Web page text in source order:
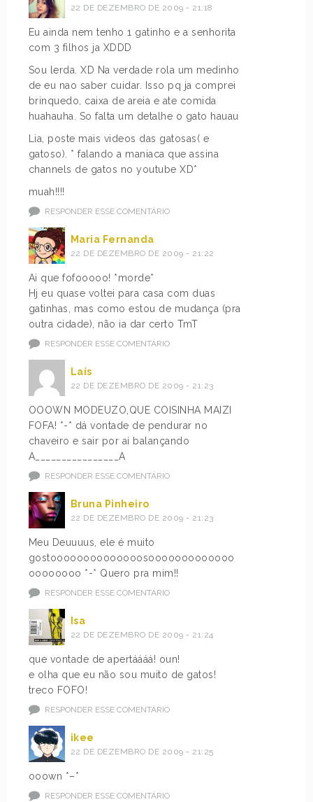
22 DE DEZEMBRO DE 2009 - 21:18
Eu ainda nem tenho 1 gatinho e a senhorita
com 3 filhos ja XDDD
Sou lerda. XD Na verdade rola um medinho
de eu nao saber cuidar. Isso pq ja comprei
brinquedo, caixa de areia e ate comida
huahauha. So falta um detalhe o gato hauau
Lia, poste mais videos das gatosas( e
gatoso). * falando a maniaca que assina
channels de gatos no youtube XD*
muah!!!!
RESPONDER ESSE COMENTÁRIO
Maria Fernanda
22 DE DEZEMBRO DE 2009 - 21:22
Ai que fofooooo! *morde*
Hj eu quase voltei para casa com duas
gatinhas, mas como estou de mudança (pra
outra cidade), não ia dar certo TmT
RESPONDER ESSE COMENTÁRIO
Laís
22 DE DEZEMBRO DE 2009 - 21:23
OOOWN MODEUZO,QUE COISINHA MAIZI
FOFA! *-* dá vontade de pendurar no
chaveiro e sair por aí balançando
A________________A
RESPONDER ESSE COMENTÁRIO
Bruna Pinheiro
22 DE DEZEMBRO DE 2009 - 21:23
Meu Deuuuus, ele é muito
gostoooooooooooooosooooooooooooo
oooooooo *-* Quero pra mim!!
RESPONDER ESSE COMENTÁRIO
Isa
22 DE DEZEMBRO DE 2009 - 21:24
que vontade de apertáááá! oun!
e olha que eu não sou muito de gatos!
treco FOFO!
RESPONDER ESSE COMENTÁRIO
ikee
22 DE DEZEMBRO DE 2009 - 21:25
ooown *–*
RESPONDER ESSE COMENTÁRIO